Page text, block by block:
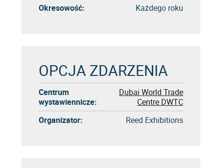
Okresowość:
Każdego roku
OPCJA ZDARZENIA
Centrum
wystawiennicze:
Dubai World Trade
Centre DWTC
Organizator:
Reed Exhibitions